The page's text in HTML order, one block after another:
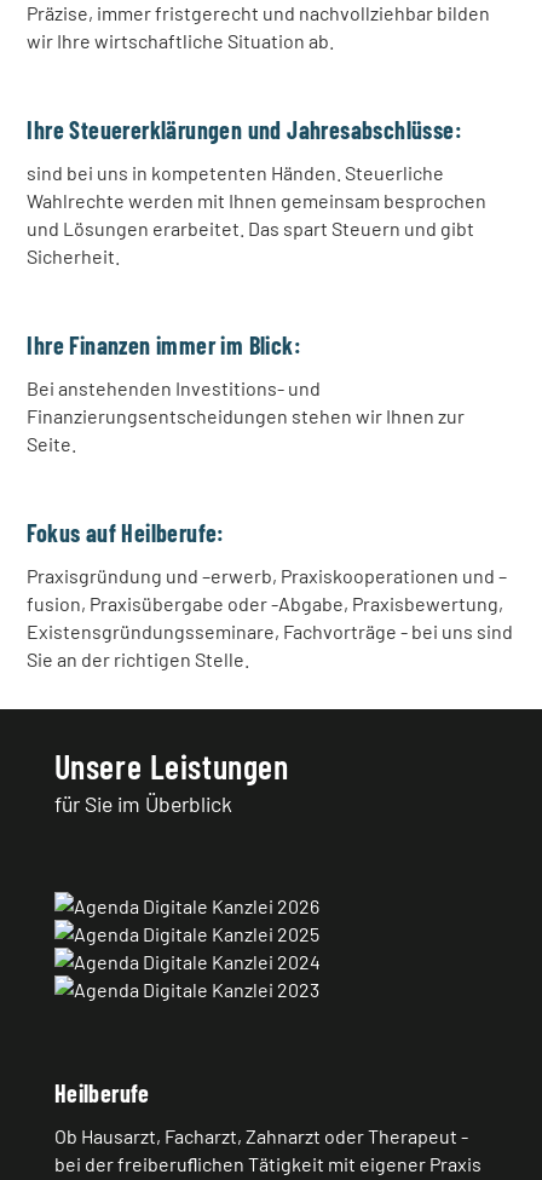
Präzise, immer fristgerecht und nachvollziehbar bilden
wir Ihre wirtschaftliche Situation ab.
Ihre Steuererklärungen und Jahresabschlüsse:
sind bei uns in kompetenten Händen. Steuerliche
Wahlrechte werden mit Ihnen gemeinsam besprochen
und Lösungen erarbeitet. Das spart Steuern und gibt
Sicherheit.
Ihre Finanzen immer im Blick:
Bei anstehenden Investitions- und
Finanzierungsentscheidungen stehen wir Ihnen zur
Seite.
Fokus auf Heilberufe:
Praxisgründung und –erwerb, Praxiskooperationen und –
fusion, Praxisübergabe oder -Abgabe, Praxisbewertung,
Existensgründungsseminare, Fachvorträge - bei uns sind
Sie an der richtigen Stelle.
Unsere Leistungen
für Sie im Überblick
Heilberufe
Ob Hausarzt, Facharzt, Zahnarzt oder Therapeut -
bei der freiberuﬂichen Tätigkeit mit eigener Praxis